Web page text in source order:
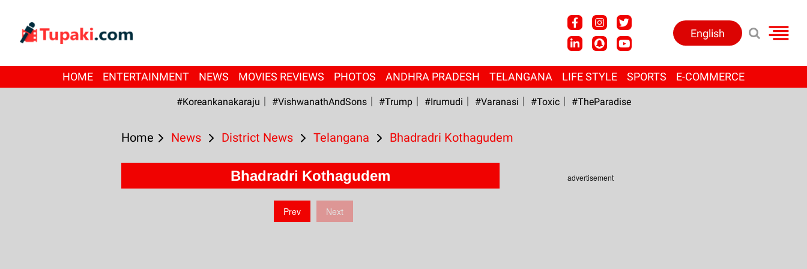
English
HOME ENTERTAINMENT NEWS MOVIES REVIEWS PHOTOS ANDHRA PRADESH TELANGANA LIFE STYLE SPORTS E-COMMERCE
#Koreankanakaraju #VishwanathAndSons #Trump #irumudi #Varanasi #Toxic #TheParadise
Home News District News Telangana Bhadradri Kothagudem
Bhadradri Kothagudem
Prev Next
advertisement